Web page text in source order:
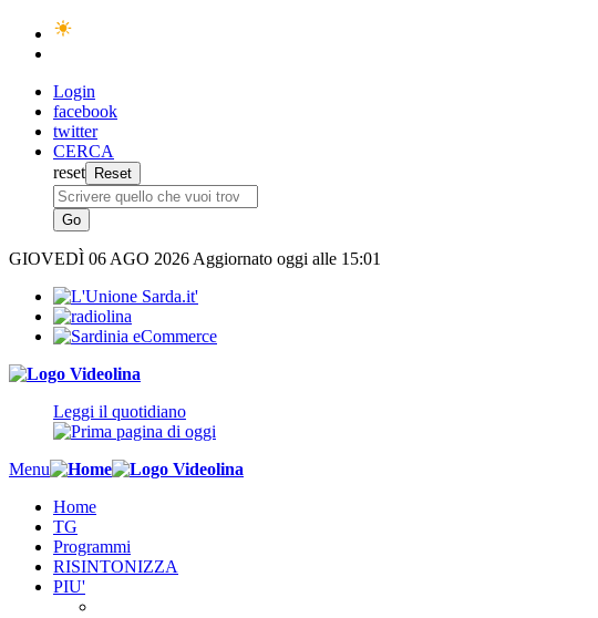
Login
facebook
twitter
CERCA
reset
GIOVEDÌ 06 AGO 2026 Aggiornato oggi alle 15:01
Leggi il quotidiano
Menu
Home
TG
Programmi
RISINTONIZZA
PIU'